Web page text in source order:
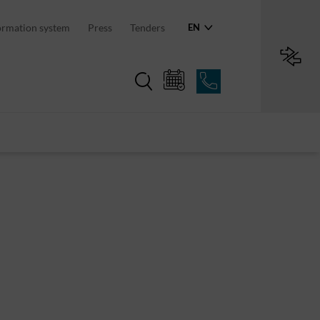
system Press Tenders EN